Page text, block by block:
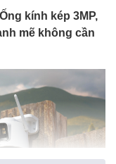
kính kép 3MP,
mẽ không cần